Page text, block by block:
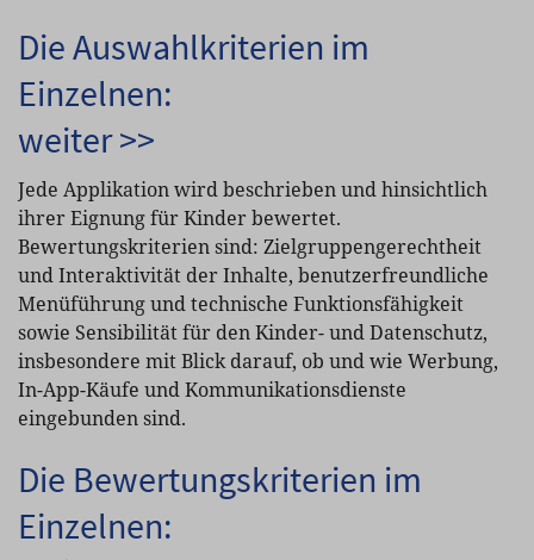
Die Auswahlkriterien im
Einzelnen:
weiter >>
Jede Applikation wird beschrieben und hinsichtlich
ihrer Eignung für Kinder bewertet.
Bewertungskriterien sind: Zielgruppengerechtheit
und Interaktivität der Inhalte, benutzerfreundliche
Menüführung und technische Funktionsfähigkeit
sowie Sensibilität für den Kinder- und Datenschutz,
insbesondere mit Blick darauf, ob und wie Werbung,
In-App-Käufe und Kommunikationsdienste
eingebunden sind.
Die Bewertungskriterien im
Einzelnen: